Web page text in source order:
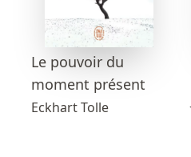
Le pouvoir du
moment présent
Eckhart Tolle